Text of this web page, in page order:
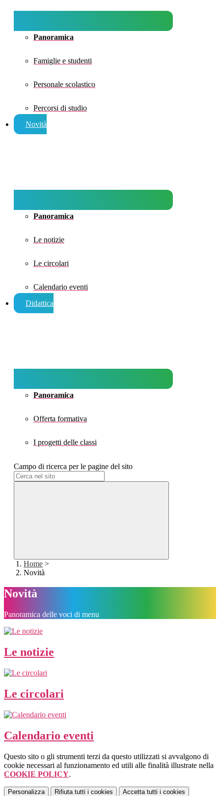
Panoramica
Famiglie e studenti
Personale scolastico
Percorsi di studio
Novità
Panoramica
Le notizie
Le circolari
Calendario eventi
Didattica
Panoramica
Offerta formativa
I progetti delle classi
Campo di ricerca per le pagine del sito
Home >
Novità
Novità
Panoramica delle voci di menu
Le notizie
Le circolari
Calendario eventi
Questo sito o gli strumenti terzi da questo utilizzati si avvalgono di
cookie necessari al funzionamento ed utili alle finalità illustrate nella
COOKIE POLICY.
Personalizza Rifiuta tutti i cookies Accetta tutti i cookies